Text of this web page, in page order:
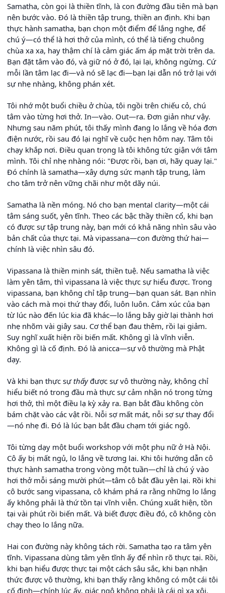
Samatha, còn gọi là thiền tĩnh, là con đường đầu tiên mà bạn
nên bước vào. Đó là thiền tập trung, thiền an định. Khi bạn
thực hành samatha, bạn chọn một điểm để lắng nghe, để
chú ý—có thể là hơi thở của mình, có thể là tiếng chuông
chùa xa xa, hay thậm chí là cảm giác ấm áp mặt trời trên da.
Bạn đặt tâm vào đó, và giữ nó ở đó, lại lại, không ngừng. Cứ
mỗi lần tâm lạc đi—và nó sẽ lạc đi—bạn lại dẫn nó trở lại với
sự nhẹ nhàng, không phán xét.
Tôi nhớ một buổi chiều ở chùa, tôi ngồi trên chiếu cỏ, chú
tâm vào từng hơi thở. In—vào. Out—ra. Đơn giản như vậy.
Nhưng sau năm phút, tôi thấy mình đang lo lắng về hóa đơn
điện nước, rồi sau đó lại nghĩ về cuộc hẹn hôm nay. Tâm tôi
chạy khắp nơi. Điều quan trọng là tôi không tức giận với tâm
mình. Tôi chỉ nhẹ nhàng nói: "Được rồi, bạn ơi, hãy quay lại."
Đó chính là samatha—xây dựng sức mạnh tập trung, làm
cho tâm trở nên vững chãi như một dãy núi.
Samatha là nền móng. Nó cho bạn mental clarity—một cái
tâm sáng suốt, yên tĩnh. Theo các bậc thầy thiền cổ, khi bạn
có được sự tập trung này, bạn mới có khả năng nhìn sâu vào
bản chất của thực tại. Mà vipassana—con đường thứ hai—
chính là việc nhìn sâu đó.
Vipassana là thiền minh sát, thiền tuệ. Nếu samatha là việc
làm yên tâm, thì vipassana là việc thực sự hiểu được. Trong
vipassana, bạn không chỉ tập trung—bạn quan sát. Bạn nhìn
vào cách mà mọi thứ thay đổi, luôn luôn. Cảm xúc của bạn
từ lúc nào đến lúc kia đã khác—lo lắng bây giờ lại thành hơi
nhẹ nhõm vài giây sau. Cơ thể bạn đau thêm, rồi lại giảm.
Suy nghĩ xuất hiện rồi biến mất. Không gì là vĩnh viễn.
Không gì là cố định. Đó là anicca—sự vô thường mà Phật
dạy.
Và khi bạn thực sựthấyđược sự vô thường này, không chỉ
hiểu biết nó trong đầu mà thực sự cảm nhận nó trong từng
hơi thở, thì một điều lạ kỳ xảy ra. Bạn bắt đầu không còn
bám chặt vào các vật rồi. Nỗi sợ mất mát, nỗi sợ sự thay đổi
—nó nhẹ đi. Đó là lúc bạn bắt đầu chạm tới giác ngộ.
Tôi từng dạy một buổi workshop với một phụ nữ ở Hà Nội.
Cô ấy bị mất ngủ, lo lắng về tương lai. Khi tôi hướng dẫn cô
thực hành samatha trong vòng một tuần—chỉ là chú ý vào
hơi thở mỗi sáng mười phút—tâm cô bắt đầu yên lại. Rồi khi
cô bước sang vipassana, cô khám phá ra rằng những lo lắng
ấy không phải là thứ tồn tại vĩnh viễn. Chúng xuất hiện, tồn
tại vài phút rồi biến mất. Và biết được điều đó, cô không còn
chạy theo lo lắng nữa.
Hai con đường này không tách rời. Samatha tạo ra tâm yên
tĩnh. Vipassana dùng tâm yên tĩnh ấy để nhìn rõ thực tại. Rồi,
khi bạn hiểu được thực tại một cách sâu sắc, khi bạn nhận
thức được vô thường, khi bạn thấy rằng không có một cái tôi
cố định—chính lúc ấy, giác ngộ không phải là cái gì xa xôi.